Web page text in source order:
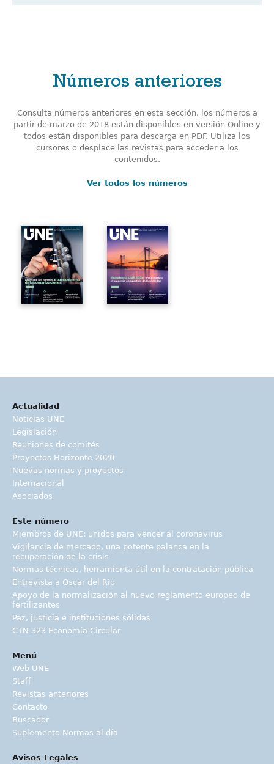
Números anteriores
Consulta números anteriores en esta sección, los números a
partir de marzo de 2018 están disponibles en versión Online y
todos están disponibles para descarga en PDF. Utiliza los
cursores o desplace las revistas para acceder a los
contenidos.
Ver todos los números
Actualidad
Noticias UNE
Legislación
Reuniones de comités
Proyectos Horizonte 2020
Nuevas normas y proyectos
Internacional
Asociados
Este número
Miembros de UNE: unidos para vencer al coronavirus
Vigilancia de mercado, una potente palanca en la
recuperación de la crisis
Normas técnicas, herramienta útil en la contratación pública
Entrevista a Oscar del Río
Apoyo de la normalización al nuevo reglamento europeo de
fertilizantes
Paz, justicia e instituciones sólidas
CTN 323 Economía Circular
Menú
Web UNE
Staff
Revistas anteriores
Contacto
Buscador
Suplemento Normas al día
Avisos Legales